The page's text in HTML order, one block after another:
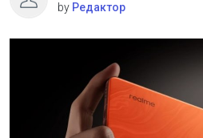
by Редактор